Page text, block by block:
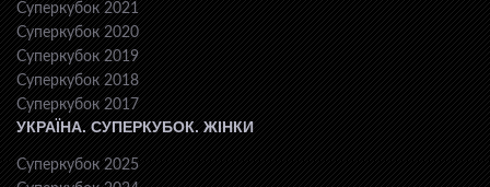
Суперкубок 2021
Суперкубок 2020
Суперкубок 2019
Суперкубок 2018
Суперкубок 2017
УКРАЇНА. СУПЕРКУБОК. ЖІНКИ
Суперкубок 2025